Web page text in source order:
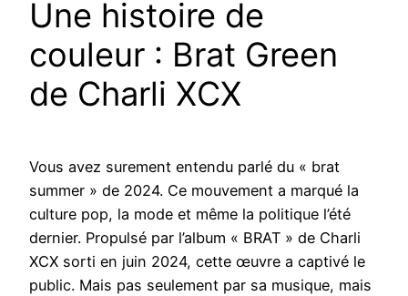
Une histoire de
couleur : Brat Green
de Charli XCX
Vous avez surement entendu parlé du « brat
summer » de 2024. Ce mouvement a marqué la
culture pop, la mode et même la politique l’été
dernier. Propulsé par l’album « BRAT » de Charli
XCX sorti en juin 2024, cette œuvre a captivé le
public. Mais pas seulement par sa musique, mais